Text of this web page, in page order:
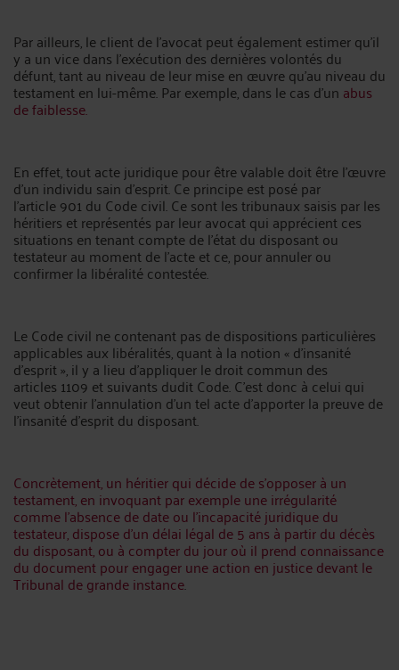
Par ailleurs, le client de l’avocat peut également estimer qu’il
y a un vice dans l’exécution des dernières volontés du
défunt, tant au niveau de leur mise en œuvre qu’au niveau du
testament en lui-même. Par exemple, dans le cas d’un abus
de faiblesse.
En effet, tout acte juridique pour être valable doit être l’œuvre
d’un individu sain d’esprit. Ce principe est posé par
l’article 901 du Code civil. Ce sont les tribunaux saisis par les
héritiers et représentés par leur avocat qui apprécient ces
situations en tenant compte de l’état du disposant ou
testateur au moment de l’acte et ce, pour annuler ou
confirmer la libéralité contestée.
Le Code civil ne contenant pas de dispositions particulières
applicables aux libéralités, quant à la notion « d’insanité
d’esprit », il y a lieu d’appliquer le droit commun des
articles 1109 et suivants dudit Code. C’est donc à celui qui
veut obtenir l’annulation d’un tel acte d’apporter la preuve de
l’insanité d’esprit du disposant.
Concrètement, un héritier qui décide de s’opposer à un
testament, en invoquant par exemple une irrégularité
comme l’absence de date ou l’incapacité juridique du
testateur, dispose d’un délai légal de 5 ans à partir du décès
du disposant, ou à compter du jour où il prend connaissance
du document pour engager une action en justice devant le
Tribunal de grande instance.